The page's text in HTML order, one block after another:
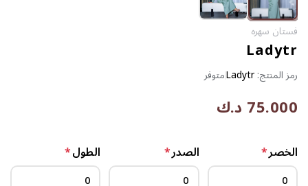
فستان سهره
Ladytr
رمز المنتج:Ladytrمتوفر
75.000 د.ك
الخصر* الصدر* الطول*